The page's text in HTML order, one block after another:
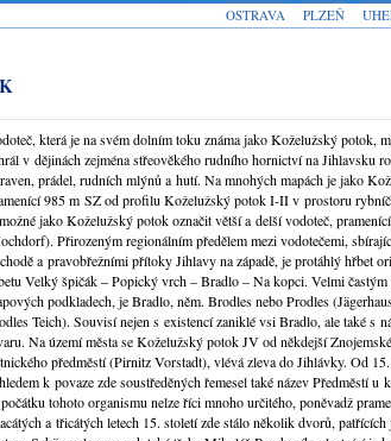
která je na svém dolním toku známa jako Koželužský potok,
v dějinách zejména střeověkého rudního hornictví na Jihlavsku
prádel, rudních mlýnů a hutí. Na mnohých mapách je jako
985 m SZ od profilu Koželužský potok I-II v prostoru
jako Koželužský potok označit větší a delší vodoteč,
Přirozeným regionálním předělem mezi vodotečemi,
a pravobřežními přítoky Jihlavy na západě, je protáhlý hřbet
Velký špičák – Popický vrch – Bradlo – Na kopci. Velmi častým
podkladech, je Bradlo, něm. Brodles nebo Prodles
Teich). Souvisí nejen s existencí zaniklé vsi Bradlo, ale také s
Na území města se Koželužský potok JV od někdejší
předměstí (Pirnitz Vorstadt), vlévá zleva do Jihlávky. Od
k povaze zde soustředěných řemesel také název Předměstí u
tohoto organismu nelze říci mnoho určitého, poněvadž
a třicátých letech 15. století zde stálo několik dvorů,
PLZEŇ
OSTRAVA